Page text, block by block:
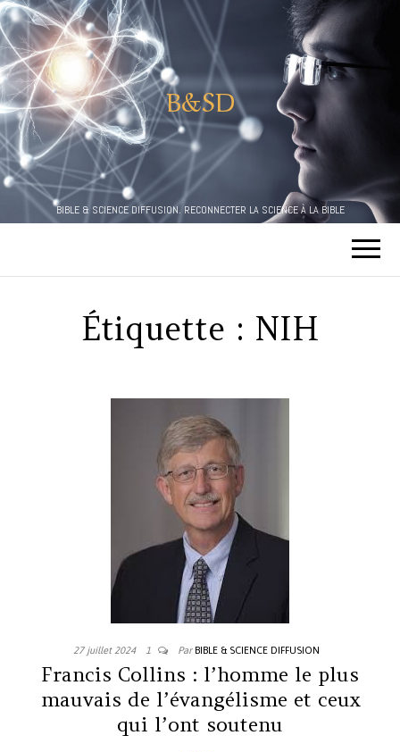
B&SD
BIBLE & SCIENCE DIFFUSION. RECONNECTER LA SCIENCE À LA BIBLE
Étiquette : NIH
27 juillet 2024 1 Par BIBLE & SCIENCE DIFFUSION
Francis Collins : l’homme le plus
mauvais de l’évangélisme et ceux
qui l’ont soutenu